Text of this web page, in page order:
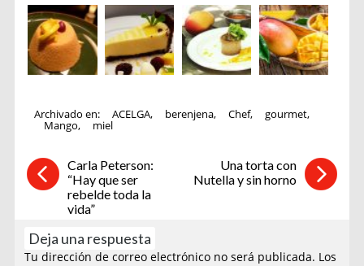
Archivado en: ACELGA, berenjena, Chef, gourmet,
Mango, miel
Carla Peterson:
“Hay que ser
rebelde toda la
vida”
Una torta con
Nutella y sin horno
Deja una respuesta
Tu dirección de correo electrónico no será publicada. Los